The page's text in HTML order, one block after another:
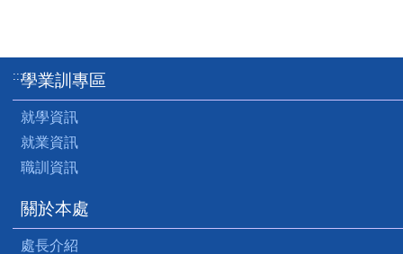
:::學業訓專區
就學資訊
就業資訊
職訓資訊
關於本處
處長介紹